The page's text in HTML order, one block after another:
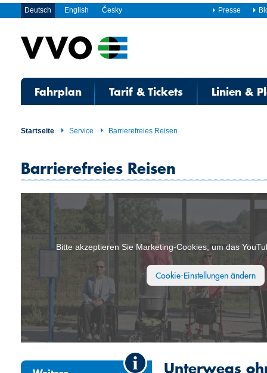
Deutsch English Česky Presse
Fahrplan Tarif & Tickets Linien &
Startseite Service Barrierefreies Reisen
Barrierefreies Reisen
Bitte akzeptieren Sie Marketing-Cookies, um das
Cookie-Einstellungen ändern
Unterwegs